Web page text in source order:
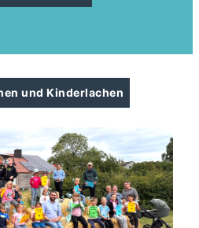
und Kinderlachen